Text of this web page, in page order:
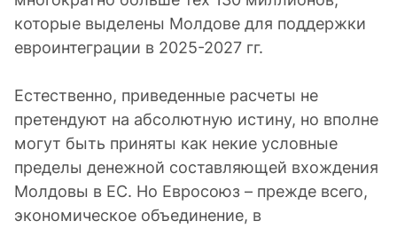
которые выделены Молдове для поддержки
евроинтеграции в 2025-2027 гг.
Естественно, приведенные расчеты не
претендуют на абсолютную истину, но вполне
могут быть приняты как некие условные
пределы денежной составляющей вхождения
Молдовы в ЕС. Но Евросоюз – прежде всего,
экономическое объединение, в